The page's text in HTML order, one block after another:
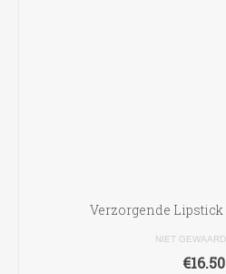
Verzorgende
NIET
€16.50